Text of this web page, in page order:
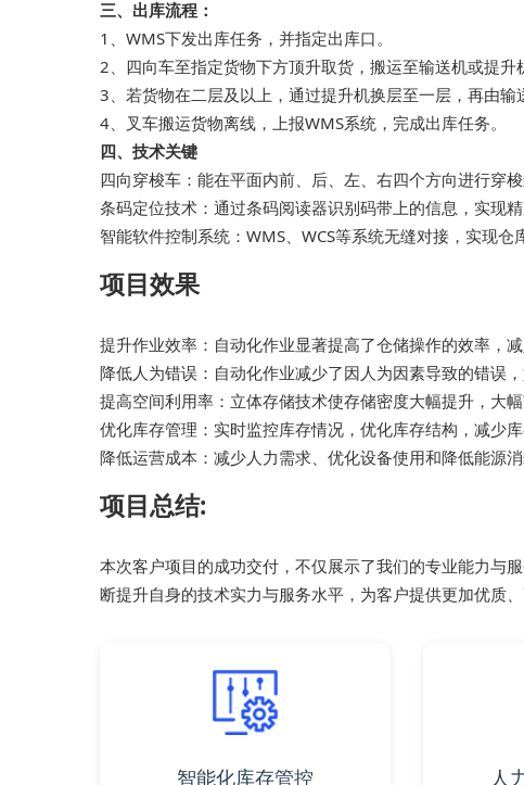
三、出库流程：
1、WMS下发出库任务，并指定出库口。
2、四向车至指定货物下方顶升取货，搬运至输送机或提升
3、若货物在二层及以上，通过提升机换层至一层，再由输
4、叉车搬运货物离线，上报WMS系统，完成出库任务。
四、技术关键
四向穿梭车：能在平面内前、后、左、右四个方向进行穿
条码定位技术：通过条码阅读器识别码带上的信息，实现精
智能软件控制系统：WMS、WCS等系统无缝对接，实现仓
项目效果
提升作业效率：自动化作业显著提高了仓储操作的效率，减
降低人为错误：自动化作业减少了因人为因素导致的错误，
提高空间利用率：立体存储技术使存储密度大幅提升，大幅
优化库存管理：实时监控库存情况，优化库存结构，减少库
降低运营成本：减少人力需求、优化设备使用和降低能源消
项目总结:
本次客户项目的成功交付，不仅展示了我们的专业能力与
断提升自身的技术实力与服务水平，为客户提供更加优质、
智能化库存管控 人